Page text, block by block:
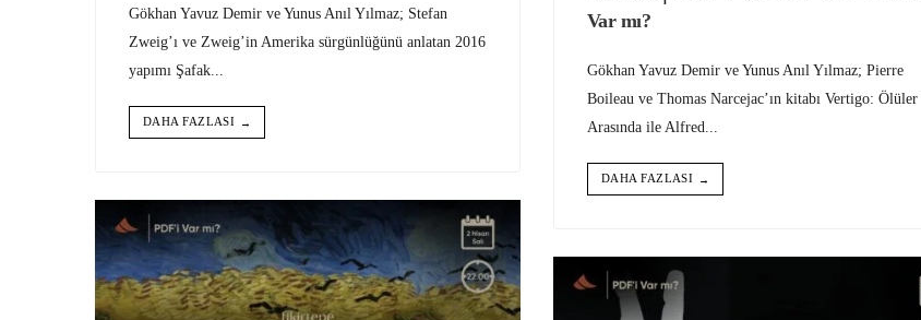
Gökhan Yavuz Demir ve Yunus Anıl Yılmaz; Stefan
Zweig’ı ve Zweig’in Amerika sürgünlüğünü anlatan 2016
yapımı Şafak...
DAHA FAZLASI →
Var mı?
Gökhan Yavuz Demir ve Yunus Anıl Yılmaz; Pierre
Boileau ve Thomas Narcejac’ın kitabı Vertigo: Ölüler
Arasında ile Alfred...
DAHA FAZLASI →